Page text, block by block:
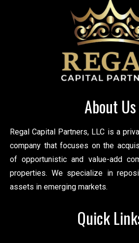
About Us
Regal Capital Partners, LLC is a
company that focuses on the
of opportunistic and value-add
properties. We specialize in
assets in emerging markets.
Quick